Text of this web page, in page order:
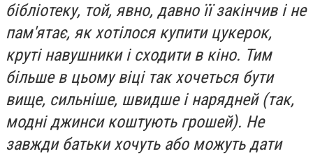
бібліотеку, той, явно, давно її закінчив і не
пам'ятає, як хотілося купити цукерок,
круті навушники і сходити в кіно. Тим
більше в цьому віці так хочеться бути
вище, сильніше, швидше і нарядней (так,
модні джинси коштують грошей). Не
завжди батьки хочуть або можуть дати